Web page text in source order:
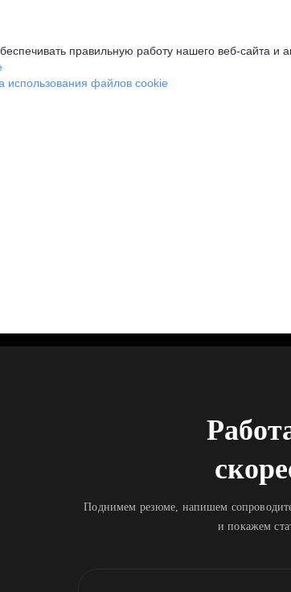
правильную работу нашего веб-сайта и
использования файлов cookie
Поднимем резюме, напишем
и покажем